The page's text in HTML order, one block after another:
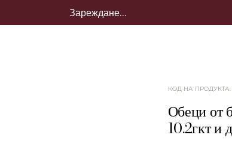
Зареждане...
КОД НА ПРОДУКТА:
Обеци от
10.2гкт и